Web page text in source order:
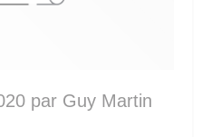
par Guy Martin